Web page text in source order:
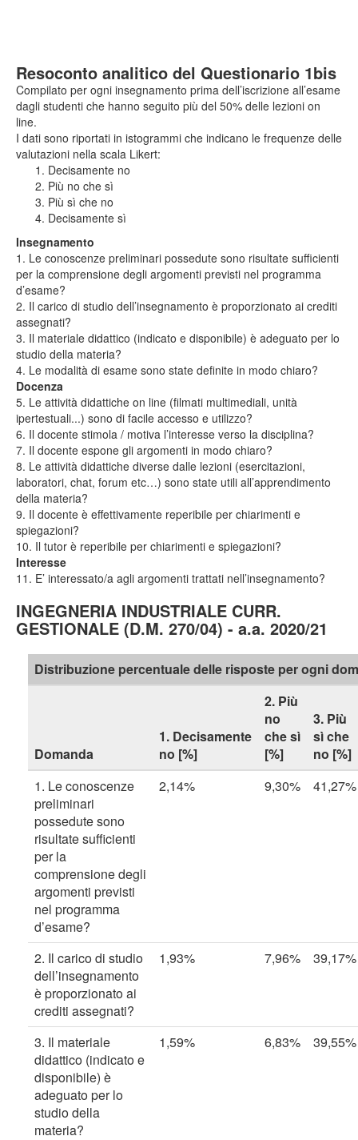
Resoconto analitico del Questionario 1bis
Compilato per ogni insegnamento prima dell’iscrizione all’esame
dagli studenti che hanno seguito più del 50% delle lezioni on
line.
I dati sono riportati in istogrammi che indicano le frequenze delle
valutazioni nella scala Likert:
Decisamente no
Più no che sì
Più sì che no
Decisamente sì
Insegnamento
1. Le conoscenze preliminari possedute sono risultate sufficienti
per la comprensione degli argomenti previsti nel programma
d’esame?
2. Il carico di studio dell’insegnamento è proporzionato ai crediti
assegnati?
3. Il materiale didattico (indicato e disponibile) è adeguato per lo
studio della materia?
4. Le modalità di esame sono state definite in modo chiaro?
Docenza
5. Le attività didattiche on line (filmati multimediali, unità
ipertestuali...) sono di facile accesso e utilizzo?
6. Il docente stimola / motiva l’interesse verso la disciplina?
7. Il docente espone gli argomenti in modo chiaro?
8. Le attività didattiche diverse dalle lezioni (esercitazioni,
laboratori, chat, forum etc…) sono state utili all’apprendimento
della materia?
9. Il docente è effettivamente reperibile per chiarimenti e
spiegazioni?
10. Il tutor è reperibile per chiarimenti e spiegazioni?
Interesse
11. E’ interessato/a agli argomenti trattati nell’insegnamento?
INGEGNERIA INDUSTRIALE CURR.
GESTIONALE (D.M. 270/04) - a.a. 2020/21
Distribuzione percentuale delle risposte per ogni
Domanda
1. Decisamente
no [%]
2. Più
no
che sì
[%]
3. Più
sì che
no [%]
1. Le conoscenze
preliminari
possedute sono
risultate sufficienti
per la
comprensione degli
argomenti previsti
nel programma
d’esame?
2,14% 9,30% 41,27%
2. Il carico di studio
dell’insegnamento
è proporzionato ai
crediti assegnati?
1,93% 7,96% 39,17%
3. Il materiale
didattico (indicato e
disponibile) è
adeguato per lo
studio della
materia?
1,59% 6,83% 39,55%